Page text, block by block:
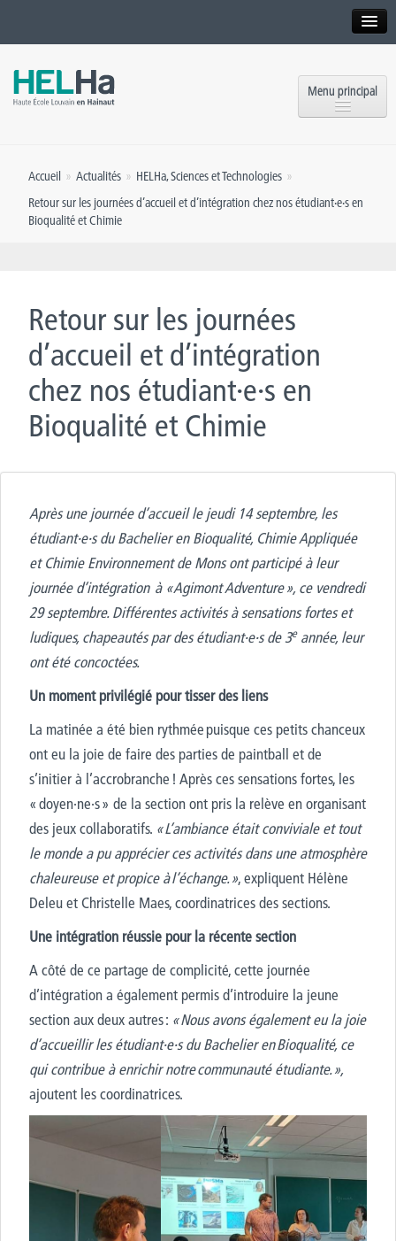
Formation continue et Recherche
Menu principal
Rencontrez-nous
Inscriptions
Accueil » Actualités » HELHa,Sciences et Technologies »
Retour sur les journées d’accueil et d’intégration chez nos étudiant·e·s en
Bioqualité et Chimie
Retour sur les journées
d’accueil et d’intégration
chez nos étudiant·e·s en
Bioqualité et Chimie
Après une journée d’accueil le jeudi 14 septembre, les
étudiant·e·s du Bachelier en Bioqualité, Chimie Appliquée
et Chimie Environnement de Mons ont participé à leur
journée d’intégration à «Agimont Adventure», ce vendredi
29 septembre. Différentes activitésà sensations fortes et
ludiques, chapeautés par des étudiant·e·s de 3eannée, leur
ont été concoctées.
Un moment privilégié pour tisser des liens
La matinée a été bien rythméepuisque ces petits chanceux
ont eu la joie de faire des parties de paintball et de
s’initier à l’accrobranche ! Après ces sensations fortes, les
« doyen·ne·s » de la section ont pris la relève en organisant
des jeux collaboratifs. « L’ambiance était conviviale et tout
le monde a pu apprécier ces activités dans une atmosphère
chaleureuse et propice à l’échange.​ », expliquent Hélène
Deleu et Christelle Maes, coordinatrices des sections.
Une intégration réussie pour la récente section
A côté de ce partage de complicité, cette journée
d’intégration a également permis d’introduire la jeune
section aux deux autres : « Nous avons également eu la joie
d’accueillir les étudiant·e·s du Bachelier en Bioqualité, ce
qui contribue à enrichir notre communauté étudiante. »,
ajoutent les coordinatrices.